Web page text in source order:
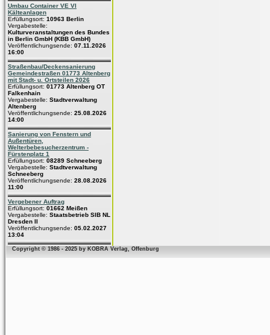
Umbau Container VE VI
Kälteanlagen
Erfüllungsort: 10963 Berlin
Vergabestelle:
Kulturveranstaltungen des Bundes
in Berlin GmbH (KBB GmbH)
Veröffentlichungsende: 07.11.2026
16:00
Straßenbau/Deckensanierung
Gemeindestraßen 01773 Altenberg
mit Stadt- u. Ortsteilen 2026
Erfüllungsort: 01773 Altenberg OT
Falkenhain
Vergabestelle: Stadtverwaltung
Altenberg
Veröffentlichungsende: 25.08.2026
14:00
Sanierung von Fenstern und
Außentüren,
Welterbebesucherzentrum -
Fürstenplatz 1
Erfüllungsort: 08289 Schneeberg
Vergabestelle: Stadtverwaltung
Schneeberg
Veröffentlichungsende: 28.08.2026
11:00
Vergebener Auftrag
Erfüllungsort: 01662 Meißen
Vergabestelle: Staatsbetrieb SIB NL
Dresden II
Veröffentlichungsende: 05.02.2027
13:04
Copyright © 1986 - 2025 by KOBRA Verlag, Offenburg